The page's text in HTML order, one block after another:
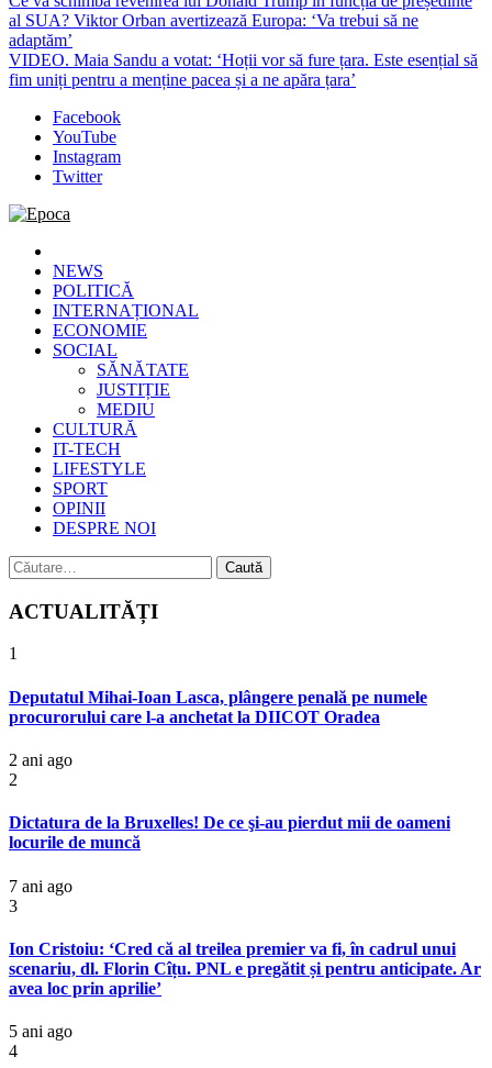
al SUA? Viktor Orban avertizează Europa: ‘Va trebui să ne
adaptăm’
VIDEO. Maia Sandu a votat: ‘Hoții vor să fure țara. Este esențial să
fim uniți pentru a menține pacea și a ne apăra țara’
Facebook
YouTube
Instagram
Twitter
Epoca
Cele mai noi știri online din România
NEWS
POLITICĂ
INTERNAȚIONAL
ECONOMIE
SOCIAL
SĂNĂTATE
JUSTIȚIE
MEDIU
CULTURĂ
IT-TECH
LIFESTYLE
SPORT
OPINII
DESPRE NOI
Caută
după:
ACTUALITĂȚI
1
Deputatul Mihai-Ioan Lasca, plângere penală pe numele
procurorului care l-a anchetat la DIICOT Oradea
2 ani ago
2
Dictatura de la Bruxelles! De ce şi-au pierdut mii de oameni
locurile de muncă
7 ani ago
3
Ion Cristoiu: ‘Cred că al treilea premier va fi, în cadrul unui
scenariu, dl. Florin Cîțu. PNL e pregătit și pentru anticipate. Ar
avea loc prin aprilie’
5 ani ago
4